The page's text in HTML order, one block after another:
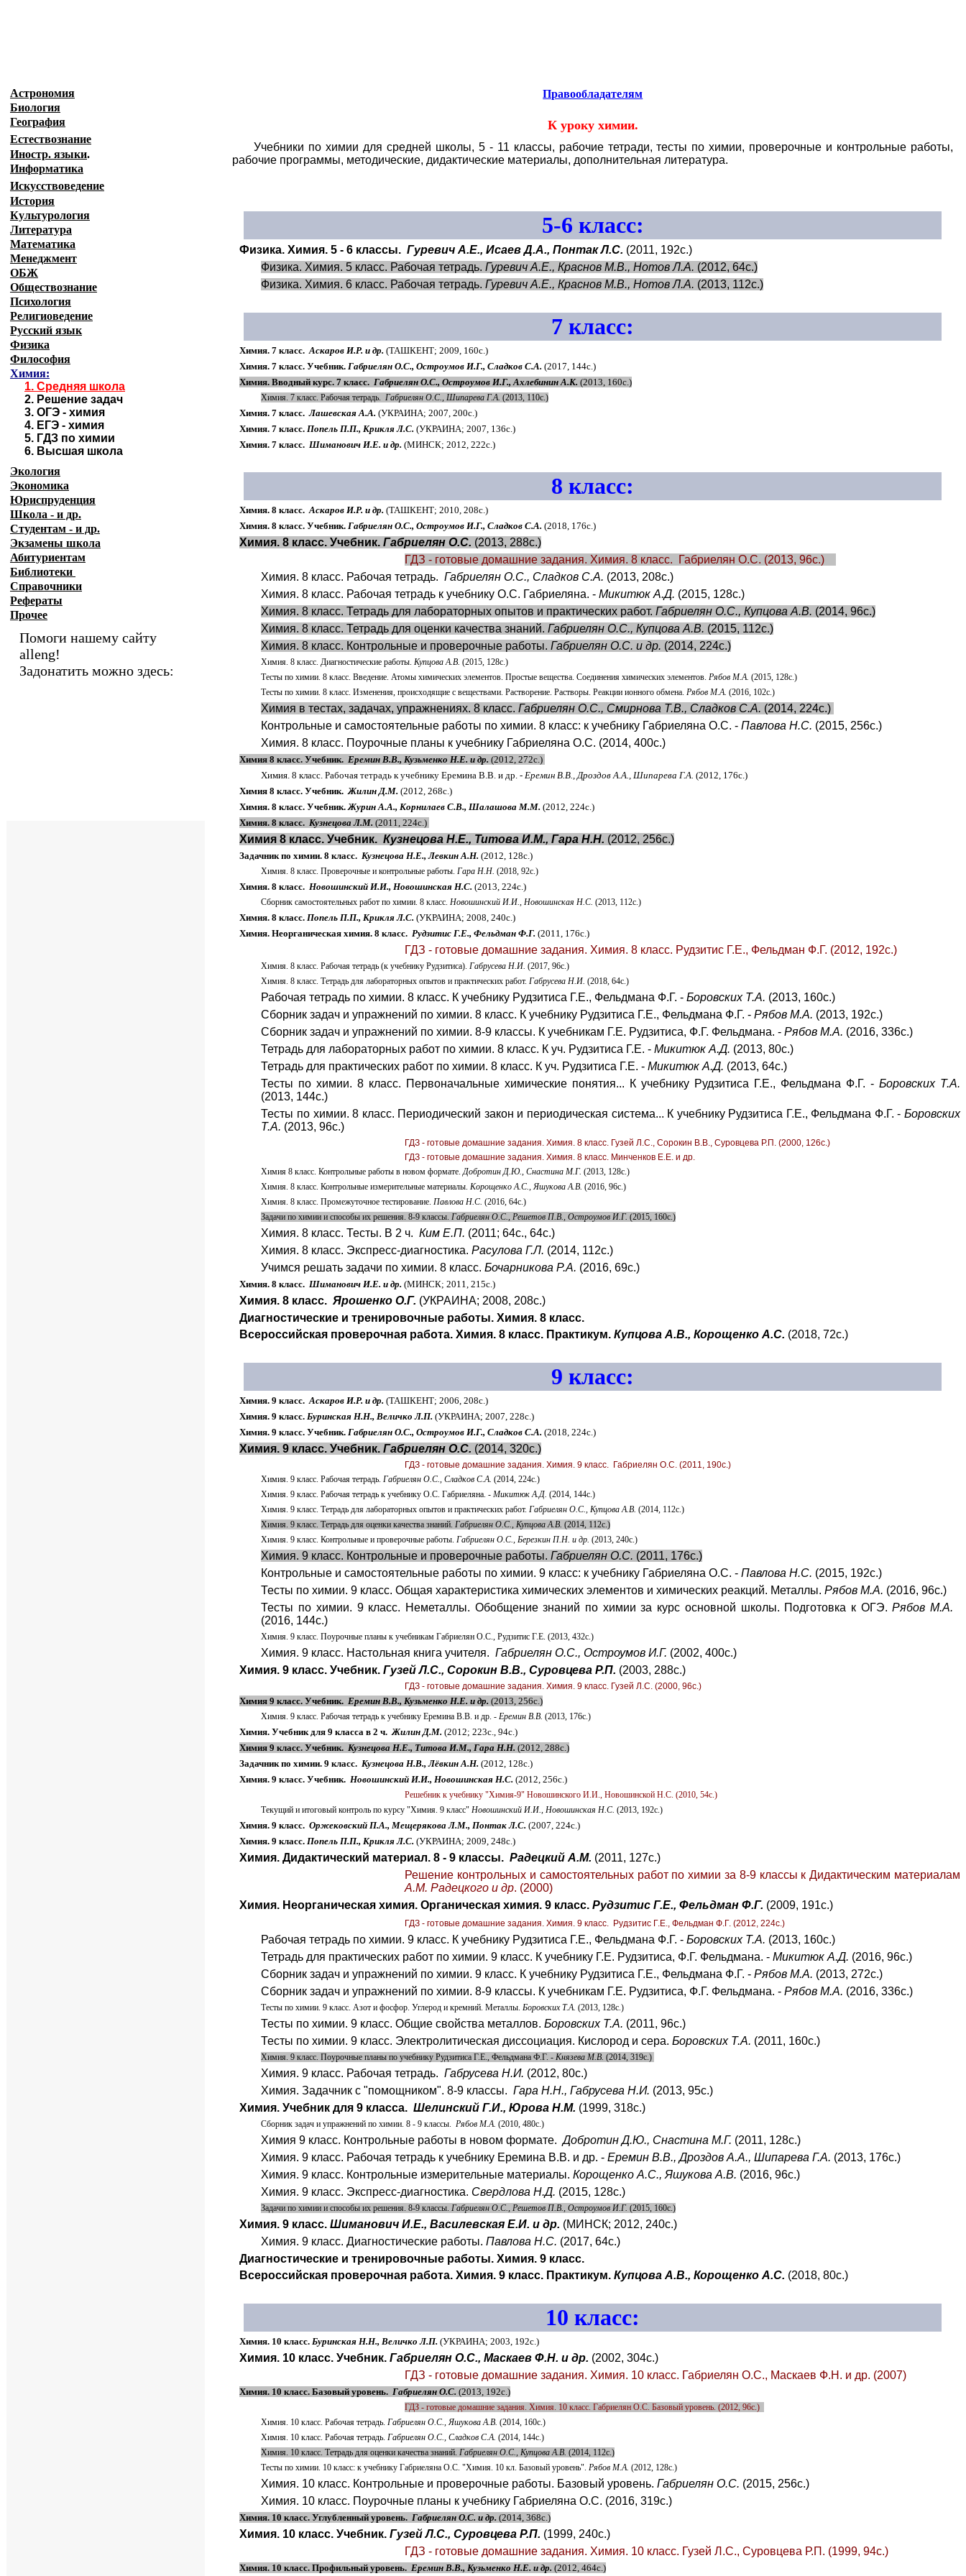
Правообладателям
К уроку химии.
Учебники по химии для средней школы, 5 - 11 классы, рабочие тетради, тесты по химии, проверочные и контрольные работы,
рабочие программы, методические, дидактические материалы, дополнительная литература.
5-6 класс:
Физика. Химия. 5 - 6 классы.Гуревич А.Е., Исаев Д.А., Понтак Л.С. (2011, 192с.)
Физика. Химия. 5 класс. Рабочая тетрадь.Гуревич А.Е., Краснов М.В., Нотов Л.А. (2012, 64с.)
Физика. Химия. 6 класс. Рабочая тетрадь.Гуревич А.Е., Краснов М.В., Нотов Л.А. (2013, 112с.)
7 класс:
Химия. 7 класс.Аскаров И.Р. и др. (ТАШКЕНТ; 2009, 160с.)
Химия. 7 класс. Учебник.Габриелян О.С., Остроумов И.Г., Сладков С.А. (2017, 144с.)
Химия. Вводный курс. 7 класс. Габриелян О.С., Остроумов И.Г., Ахлебинин А.К. (2013, 160с.)
Химия. 7 класс. Рабочая тетрадь.Габриелян О.С., Шипарева Г.А. (2013, 110с.)
Химия. 7 класс.Лашевская А.А. (УКРАИНА; 2007, 200с.)
Химия. 7 класс.Попель П.П., Крикля Л.С. (УКРАИНА; 2007, 136с.)
Химия. 7 класс.Шиманович И.Е. и др. (МИНСК; 2012, 222с.)
8 класс:
Химия. 8 класс. Аскаров И.Р. и др. (ТАШКЕНТ; 2010, 208с.)
Химия. 8 класс. Учебник.Габриелян О.С., Остроумов И.Г., Сладков С.А. (2018, 176с.)
Химия. 8 класс. Учебник.Габриелян О.С. (2013, 288с.)
ГДЗ - готовые домашние задания. Химия. 8 класс. Габриелян О.С. (2013,96с.)
Химия. 8 класс. Рабочая тетрадь.Габриелян О.С., Сладков С.А. (2013, 208с.)
Химия. 8 класс. Рабочая тетрадь к учебнику О.С. Габриеляна. -Микитюк А.Д. (2015, 128с.)
Химия. 8 класс. Тетрадь для лабораторных опытов и практических работ.Габриелян О.С., Купцова А.В. (2014, 96с.)
Химия. 8 класс. Тетрадь для оценки качества знаний.Габриелян О.С., Купцова А.В. (2015, 112с.)
Химия. 8 класс. Контрольные и проверочные работы.Габриелян О.С. и др. (2014, 224с.)
Химия. 8 класс. Диагностические работы.Купцова А.В. (2015, 128с.)
Тесты по химии. 8 класс. Введение. Атомы химических элементов. Простые вещества. Соединения химических элементов.Рябов М.А. (2015, 128с.)
Тесты по химии. 8 класс. Изменения, происходящие с веществами. Растворение. Растворы. Реакции ионного обмена.Рябов М.А. (2016, 102с.)
Химия в тестах, задачах, упражнениях. 8 класс.Габриелян О.С., Смирнова Т.В., Сладков С.А. (2014, 224с.)
Контрольные и самостоятельные работы по химии. 8 класс: к учебнику Габриеляна О.С. -Павлова Н.С. (2015, 256с.)
Химия. 8 класс. Поурочные планы к учебнику Габриеляна О.С. (2014, 400с.)
Химия 8 класс. Учебник.Еремин В.В., Кузьменко Н.Е. и др. (2012, 272с.)
Химия. 8 класс. Рабочая тетрадь к учебнику Еремина В.В. и др. -Еремин В.В., Дроздов А.А., Шипарева Г.А. (2012, 176с.)
Химия 8 класс. Учебник.Жилин Д.М. (2012, 268с.)
Химия. 8 класс. Учебник.Журин А.А., Корнилаев С.В., Шалашова М.М. (2012, 224с.)
Химия. 8 класс.Кузнецова Л.М. (2011, 224с.)
Химия 8 класс. Учебник.Кузнецова Н.Е., Титова И.М., Гара Н.Н. (2012, 256с.)
Задачник по химии. 8 класс.Кузнецова Н.Е., Левкин А.Н. (2012, 128с.)
Химия. 8 класс. Проверочные и контрольные работы.Гара Н.Н. (2018, 92с.)
Химия. 8 класс.Новошинский И.И., Новошинская Н.С. (2013, 224с.)
Сборник самостоятельных работ по химии. 8 класс.Новошинский И.И., Новошинская Н.С. (2013, 112с.)
Химия. 8 класс.Попель П.П., Крикля Л.С. (УКРАИНА; 2008, 240с.)
Химия. Неорганическая химия. 8 класс.Рудзитис Г.Е., Фельдман Ф.Г. (2011, 176с.)
ГДЗ - готовые домашние задания. Химия. 8 класс. Рудзитис Г.Е., Фельдман Ф.Г. (2012, 192с.)
Химия. 8 класс. Рабочая тетрадь (к учебнику Рудзитиса).Габрусева Н.И. (2017, 96с.)
Химия. 8 класс. Тетрадь для лабораторных опытов и практических работ.Габрусева Н.И.(2018, 64с.)
Рабочая тетрадь по химии. 8 класс. К учебнику Рудзитиса Г.Е., Фельдмана Ф.Г. -Боровских Т.А. (2013, 160с.)
Сборник задач и упражнений по химии. 8 класс. К учебнику Рудзитиса Г.Е., Фельдмана Ф.Г. -Рябов М.А. (2013, 192с.)
Сборник задач и упражнений по химии. 8-9 классы. К учебникам Г.Е. Рудзитиса, Ф.Г. Фельдмана. -Рябов М.А. (2016, 336с.)
Тетрадь для лабораторных работ по химии. 8 класс. К уч. Рудзитиса Г.Е. -Микитюк А.Д. (2013, 80с.)
Тетрадь для практических работ по химии. 8 класс. К уч. Рудзитиса Г.Е. -Микитюк А.Д. (2013, 64с.)
Тесты по химии. 8 класс. Первоначальные химические понятия... К учебнику Рудзитиса Г.Е., Фельдмана Ф.Г. -Боровских Т.А.
(2013, 144с.)
Тесты по химии. 8 класс. Периодический закон и периодическая система... К учебнику Рудзитиса Г.Е., Фельдмана Ф.Г. - Боровских
Т.А. (2013, 96с.)
ГДЗ - готовые домашние задания. Химия. 8 класс. Гузей Л.С., Сорокин В.В., Суровцева Р.П. (2000, 126с.)
ГДЗ - готовые домашние задания. Химия. 8 класс. Минченков Е.Е. и др.
Химия 8 класс. Контрольные работы в новом формате.Добротин Д.Ю., Снастина М.Г. (2013, 128с.)
Химия. 8 класс. Контрольные измерительные материалы.Корощенко А.С., Яшукова А.В. (2016, 96с.)
Химия. 8 класс. Промежуточное тестирование.Павлова Н.С. (2016, 64с.)
Задачи по химии и способы их решения. 8-9 классы.Габриелян О.С., Решетов П.В., Остроумов И.Г. (2015, 160с.)
Химия. 8 класс. Тесты. В 2 ч. Ким Е.П. (2011; 64с., 64с.)
Химия. 8 класс. Экспресс-диагностика.Расулова Г.Л. (2014, 112с.)
Учимся решать задачи по химии. 8 класс.Бочарникова Р.А. (2016, 69с.)
Химия. 8 класс.Шиманович И.Е. и др. (МИНСК; 2011, 215с.)
Химия. 8 класс.Ярошенко О.Г. (УКРАИНА; 2008, 208с.)
Диагностические и тренировочные работы. Химия. 8 класс.
Всероссийская проверочная работа. Химия. 8 класс. Практикум.Купцова А.В., Корощенко А.С. (2018, 72с.)
9 класс:
Химия. 9 класс.Аскаров И.Р. и др. (ТАШКЕНТ; 2006, 208с.)
Химия. 9 класс.Буринская Н.Н., Величко Л.П. (УКРАИНА; 2007, 228с.)
Химия. 9 класс. Учебник.Габриелян О.С., Остроумов И.Г., Сладков С.А. (2018, 224с.)
Химия. 9 класс. Учебник.Габриелян О.С. (2014, 320с.)
ГДЗ - готовые домашние задания. Химия. 9 класс. Габриелян О.С. (2011, 190с.)
Химия. 9 класс. Рабочая тетрадь.Габриелян О.С., Сладков С.А. (2014, 224с.)
Химия. 9 класс. Рабочая тетрадь к учебнику О.С. Габриеляна. -Микитюк А.Д. (2014, 144с.)
Химия. 9 класс. Тетрадь для лабораторных опытов и практических работ.Габриелян О.С., Купцова А.В. (2014, 112с.)
Химия. 9 класс. Тетрадь для оценки качества знаний.Габриелян О.С., Купцова А.В. (2014, 112с.)
Химия. 9 класс. Контрольные и проверочные работы.Габриелян О.С., Березкин П.Н. и др. (2013, 240с.)
Химия. 9 класс. Контрольные и проверочные работы.Габриелян О.С. (2011, 176с.)
Контрольные и самостоятельные работы по химии. 9 класс: к учебнику Габриеляна О.С. -Павлова Н.С. (2015, 192с.)
Тесты по химии. 9 класс. Общая характеристика химических элементов и химических реакций. Металлы.Рябов М.А. (2016, 96с.)
Тесты по химии. 9 класс. Неметаллы. Обобщение знаний по химии за курс основной школы. Подготовка к ОГЭ.Рябов М.А.
(2016, 144с.)
Химия. 9 класс. Поурочные планы к учебникам Габриелян О.С., Рудзитис Г.Е. (2013, 432с.)
Химия. 9 класс. Настольная книга учителя.Габриелян О.С., Остроумов И.Г. (2002, 400с.)
Химия. 9 класс. Учебник.Гузей Л.С., Сорокин В.В., Суровцева Р.П. (2003, 288с.)
ГДЗ - готовые домашние задания. Химия. 9 класс. Гузей Л.С. (2000, 96с.)
Химия 9 класс. Учебник.Еремин В.В., Кузьменко Н.Е. и др. (2013, 256с.)
Химия. 9 класс. Рабочая тетрадь к учебнику Еремина В.В. и др. -Еремин В.В. (2013, 176с.)
Химия. Учебник для 9 класса в 2 ч.Жилин Д.М. (2012; 223с., 94с.)
Химия 9 класс. Учебник.Кузнецова Н.Е., Титова И.М., Гара Н.Н. (2012, 288с.)
Задачник по химии. 9 класс.Кузнецова Н.В., Лёвкин А.Н. (2012, 128с.)
Химия. 9 класс. Учебник. Новошинский И.И., Новошинская Н.С. (2012, 256с.)
Решебник к учебнику "Химия-9" Новошинского И.И., Новошинской Н.С. (2010, 54с.)
Текущий и итоговый контроль по курсу "Химия. 9 класс"Новошинский И.И., Новошинская Н.С. (2013, 192с.)
Химия. 9 класс.Оржековский П.А., Мещерякова Л.М., Понтак Л.С. (2007, 224с.)
Химия. 9 класс.Попель П.П., Крикля Л.С. (УКРАИНА; 2009, 248с.)
Химия. Дидактический материал. 8 - 9 классы.Радецкий А.М. (2011, 127с.)
Решение контрольных и самостоятельных работ по химии за 8-9классы к Дидактическим материалам
А.М. Радецкого и др. (2000)
Химия. Неорганическая химия. Органическая химия. 9 класс.Рудзитис Г.Е., Фельдман Ф.Г. (2009, 191с.)
ГДЗ - готовые домашние задания. Химия. 9 класс. Рудзитис Г.Е., Фельдман Ф.Г. (2012, 224с.)
Рабочая тетрадь по химии. 9 класс. К учебнику Рудзитиса Г.Е., Фельдмана Ф.Г. -Боровских Т.А. (2013, 160с.)
Тетрадь для практических работ по химии. 9 класс. К учебнику Г.Е. Рудзитиса, Ф.Г. Фельдмана. -Микитюк А.Д. (2016, 96с.)
Сборник задач и упражнений по химии. 9 класс. К учебнику Рудзитиса Г.Е., Фельдмана Ф.Г. -Рябов М.А. (2013, 272с.)
Сборник задач и упражнений по химии. 8-9 классы. К учебникам Г.Е. Рудзитиса, Ф.Г. Фельдмана. -Рябов М.А. (2016, 336с.)
Тесты по химии. 9 класс. Азот и фосфор. Углерод и кремний. Металлы.Боровских Т.А. (2013, 128с.)
Тесты по химии. 9 класс. Общие свойства металлов.Боровских Т.А. (2011, 96с.)
Тесты по химии. 9 класс. Электролитическая диссоциация. Кислород и сера.Боровских Т.А. (2011, 160с.)
Химия. 9 класс. Поурочные планы по учебнику Рудзитиса Г.Е., Фельдмана Ф.Г. -Князева М.В. (2014, 319с.)
Химия. 9 класс. Рабочая тетрадь.Габрусева Н.И. (2012, 80с.)
Химия. Задачник с "помощником". 8-9 классы. Гара Н.Н., Габрусева Н.И. (2013, 95с.)
Химия. Учебник для 9 класса.Шелинский Г.И., Юрова Н.М. (1999, 318с.)
Сборник задач и упражнений по химии. 8 - 9 классы.Рябов М.А. (2010, 480с.)
Химия 9 класс. Контрольные работы в новом формате.Добротин Д.Ю., Снастина М.Г. (2011, 128с.)
Химия. 9 класс. Рабочая тетрадь к учебнику Еремина В.В. и др. -Еремин В.В., Дроздов А.А., Шипарева Г.А. (2013, 176с.)
Химия. 9 класс. Контрольные измерительные материалы.Корощенко А.С., Яшукова А.В. (2016, 96с.)
Химия. 9 класс. Экспресс-диагностика. Свердлова Н.Д. (2015, 128с.)
Задачи по химии и способы их решения. 8-9 классы.Габриелян О.С., Решетов П.В., Остроумов И.Г. (2015, 160с.)
Химия. 9 класс.Шиманович И.Е., Василевская Е.И. и др. (МИНСК; 2012, 240с.)
Химия. 9 класс. Диагностические работы.Павлова Н.С. (2017, 64с.)
Диагностические и тренировочные работы. Химия. 9 класс.
Всероссийская проверочная работа. Химия. 9 класс. Практикум.Купцова А.В., Корощенко А.С. (2018, 80с.)
10 класс:
Химия. 10 класс.Буринская Н.Н., Величко Л.П. (УКРАИНА; 2003, 192с.)
Химия. 10 класс. Учебник.Габриелян О.С., Маскаев Ф.Н. и др. (2002, 304с.)
ГДЗ - готовые домашние задания. Химия. 10 класс. Габриелян О.С., Маскаев Ф.Н. и др. (2007)
Химия. 10 класс. Базовый уровень.Габриелян О.С. (2013, 192с.)
ГДЗ - готовые домашние задания. Химия. 10 класс. Габриелян О.С. Базовый уровень. (2012, 96с.)
Химия. 10 класс. Рабочая тетрадь.Габриелян О.С., Яшукова А.В. (2014, 160с.)
Химия. 10 класс. Рабочая тетрадь.Габриелян О.С., Сладков С.А. (2014, 144с.)
Химия. 10 класс. Тетрадь для оценки качества знаний.Габриелян О.С., Купцова А.В. (2014, 112с.)
Тесты по химии. 10 класс: к учебнику Габриеляна О.С. "Химия. 10 кл. Базовый уровень".Рябов М.А. (2012, 128с.)
Химия. 10 класс. Контрольные и проверочные работы. Базовый уровень.Габриелян О.С. (2015, 256с.)
Химия. 10 класс. Поурочные планы к учебнику Габриеляна О.С. (2016, 319с.)
Химия. 10 класс. Углубленный уровень.Габриелян О.С. и др. (2014, 368с.)
Химия. 10 класс. Учебник.Гузей Л.С., Суровцева Р.П. (1999, 240с.)
ГДЗ - готовые домашние задания. Химия. 10 класс. Гузей Л.С., Суровцева Р.П. (1999, 94с.)
Химия. 10 класс. Профильный уровень.Еремин В.В., Кузьменко Н.Е. и др. (2012, 464с.)
Астрономия
Биология
География
Естествознание
Иностр. языки.
Информатика
Искусствоведение
История
Культурология
Литература
Математика
Менеджмент
ОБЖ
Обществознание
Психология
Религиоведение
Русский язык
Физика
Философия
Химия:
1. Средняя школа
2. Решение задач
3. ОГЭ - химия
4. ЕГЭ - химия
5. ГДЗ по химии
6. Высшая школа
Экология
Экономика
Юриспруденция
Школа - и др.
Студентам - и др.
Экзамены школа
Абитуриентам
Библиотеки
Справочники
Рефераты
Прочее
Помоги нашему сайту
alleng!
Задонатить можно здесь: